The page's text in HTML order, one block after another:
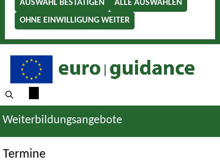
AUSWAHL BESTÄTIGEN
ALLE AUSWÄHLEN
OHNE EINWILLIGUNG WEITER
Weiterbildungsangebote
Termine